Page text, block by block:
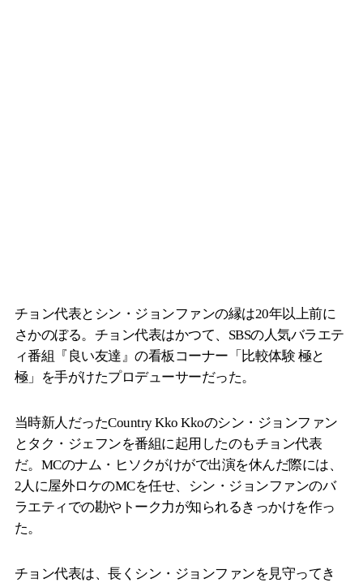
チョン代表とシン・ジョンファンの縁は20年以上前に
さかのぼる。チョン代表はかつて、SBSの人気バラエテ
ィ番組『良い友達』の看板コーナー「比較体験 極と
極」を手がけたプロデューサーだった。
当時新人だったCountry Kko Kkoのシン・ジョンファン
とタク・ジェフンを番組に起用したのもチョン代表
だ。MCのナム・ヒソクがけがで出演を休んだ際には、
2人に屋外ロケのMCを任せ、シン・ジョンファンのバ
ラエティでの勘やトーク力が知られるきっかけを作っ
た。
チョン代表は、長くシン・ジョンファンを見守ってき